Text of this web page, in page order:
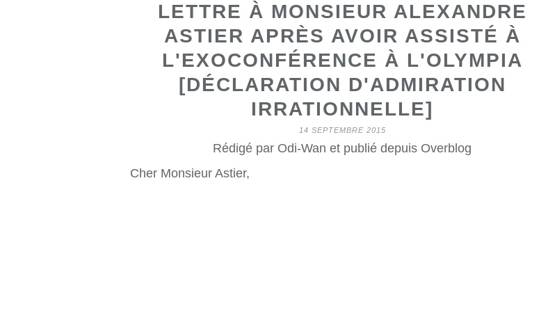
LETTRE À MONSIEUR ALEXANDRE
ASTIER APRÈS AVOIR ASSISTÉ À
L'EXOCONFÉRENCE À L'OLYMPIA
[DÉCLARATION D'ADMIRATION
IRRATIONNELLE]
14 SEPTEMBRE 2015
Rédigé par Odi-Wan et publié depuis Overblog
Cher Monsieur Astier,